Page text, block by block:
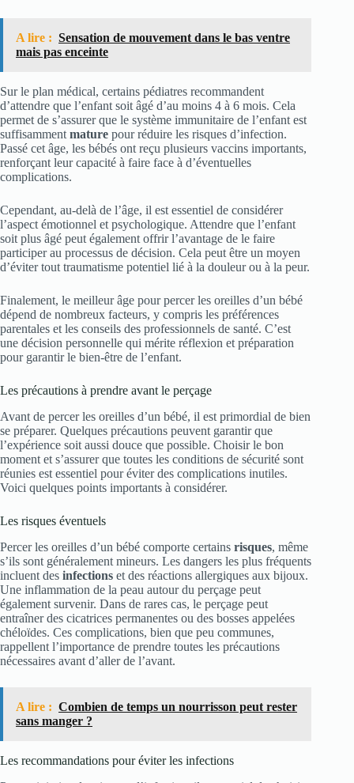
A lire : Sensation de mouvement dans le bas ventre
mais pas enceinte
Sur le plan médical, certains pédiatres recommandent
d’attendre que l’enfant soit âgé d’au moins 4 à 6 mois. Cela
permet de s’assurer que le système immunitaire de l’enfant est
suffisamment mature pour réduire les risques d’infection.
Passé cet âge, les bébés ont reçu plusieurs vaccins importants,
renforçant leur capacité à faire face à d’éventuelles
complications.
Cependant, au-delà de l’âge, il est essentiel de considérer
l’aspect émotionnel et psychologique. Attendre que l’enfant
soit plus âgé peut également offrir l’avantage de le faire
participer au processus de décision. Cela peut être un moyen
d’éviter tout traumatisme potentiel lié à la douleur ou à la peur.
Finalement, le meilleur âge pour percer les oreilles d’un bébé
dépend de nombreux facteurs, y compris les préférences
parentales et les conseils des professionnels de santé. C’est
une décision personnelle qui mérite réflexion et préparation
pour garantir le bien-être de l’enfant.
Les précautions à prendre avant le perçage
Avant de percer les oreilles d’un bébé, il est primordial de bien
se préparer. Quelques précautions peuvent garantir que
l’expérience soit aussi douce que possible. Choisir le bon
moment et s’assurer que toutes les conditions de sécurité sont
réunies est essentiel pour éviter des complications inutiles.
Voici quelques points importants à considérer.
Les risques éventuels
Percer les oreilles d’un bébé comporte certains risques, même
s’ils sont généralement mineurs. Les dangers les plus fréquents
incluent des infections et des réactions allergiques aux bijoux.
Une inflammation de la peau autour du perçage peut
également survenir. Dans de rares cas, le perçage peut
entraîner des cicatrices permanentes ou des bosses appelées
chéloïdes. Ces complications, bien que peu communes,
rappellent l’importance de prendre toutes les précautions
nécessaires avant d’aller de l’avant.
A lire : Combien de temps un nourrisson peut rester
sans manger ?
Les recommandations pour éviter les infections